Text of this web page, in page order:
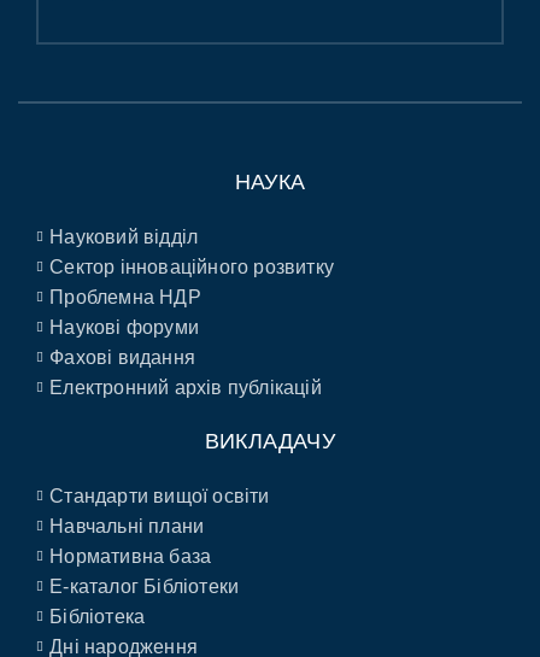
НАУКА
Науковий відділ
Сектор інноваційного розвитку
Проблемна НДР
Наукові форуми
Фахові видання
Електронний архів публікацій
ВИКЛАДАЧУ
Стандарти вищої освіти
Навчальні плани
Нормативна база
E-каталог Бібліотеки
Бібліотека
Дні народження